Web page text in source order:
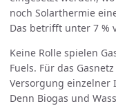
noch Solarthermie
Das betrifft unter 7 %
Keine Rolle spielen
Fuels. Für das
Versorgung
Denn Biogas und